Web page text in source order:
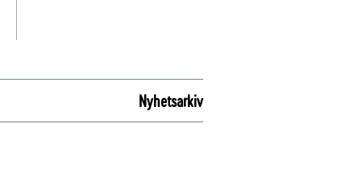
Nyhetsarkiv